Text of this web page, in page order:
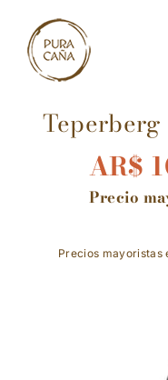
content
Teperberg
AR$
Precio
Precios mayoristas